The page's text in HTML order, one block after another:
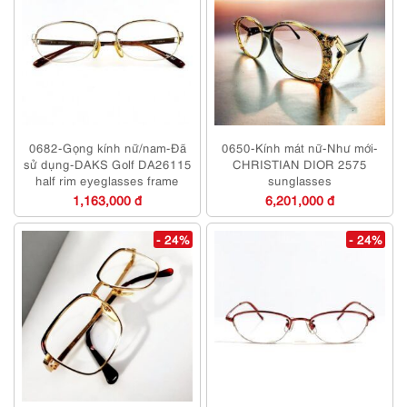
0682-Gọng kính nữ/nam-Đã
sử dụng-DAKS Golf DA26115
half rim eyeglasses frame
1,163,000 đ
0650-Kính mát nữ-Như mới-
CHRISTIAN DIOR 2575
sunglasses
6,201,000 đ
- 24% - 24%